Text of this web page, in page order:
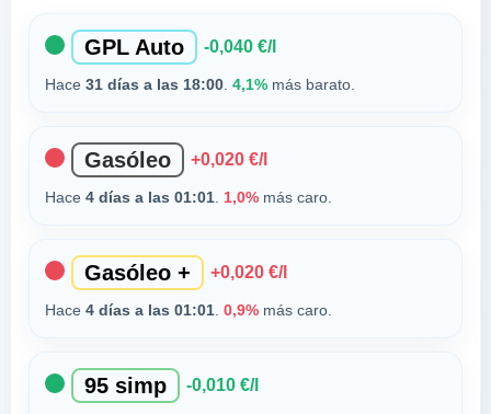
GPL Auto -0,040 €/l
Hace 31 días a las 18:00. 4,1%más barato.
Gasóleo +0,020 €/l
Hace 4 días a las 01:01. 1,0%más caro.
Gasóleo + +0,020 €/l
Hace 4 días a las 01:01. 0,9%más caro.
95 simp -0,010 €/l